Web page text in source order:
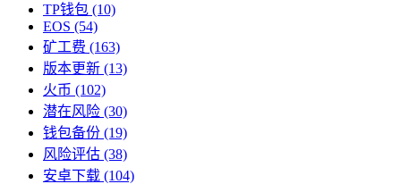
TP钱包 (10)
EOS (54)
矿工费 (163)
版本更新 (13)
火币 (102)
潜在风险 (30)
钱包备份 (19)
风险评估 (38)
安卓下载 (104)